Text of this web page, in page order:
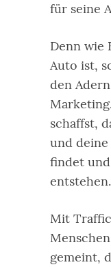
für seine
Denn wie
Auto ist,
den
schaffst,
und
findet
entstehen.
Mit
gemeint,